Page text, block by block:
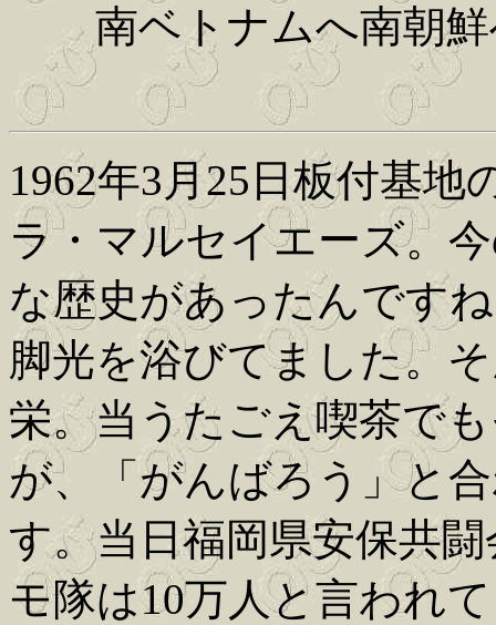
南ベトナムへ南朝鮮
1962年3月25日板付基
ラ・マルセイエーズ。
な歴史があったんです
脚光を浴びてました。
栄。当うたごえ喫茶で
が、「がんばろう」と
す。当日福岡県安保共
モ隊は10万人と言われ